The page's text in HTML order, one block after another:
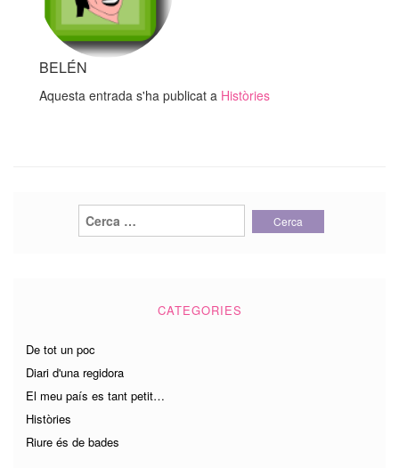
BELÉN
Aquesta entrada s'ha publicat a Històries
Cerca:
CATEGORIES
De tot un poc
Diari d'una regidora
El meu país es tant petit…
Històries
Riure és de bades